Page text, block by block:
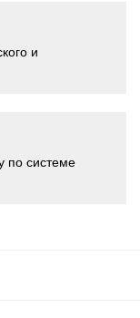
и
по системе